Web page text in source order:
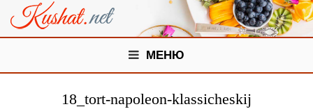
МЕНЮ
18_tort-napoleon-klassicheskij